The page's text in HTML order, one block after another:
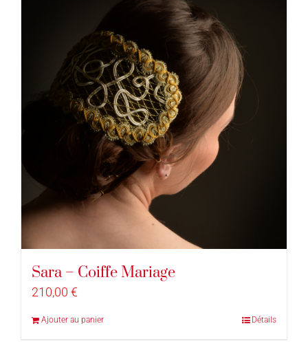
Sara – Coiffe Mariage
210,00 €
Ajouter au panier Détails